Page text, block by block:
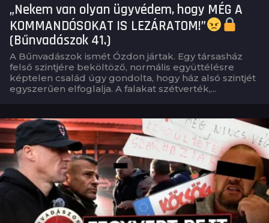
„Nekem van olyan ügyvédem, hogy MÉG A
KOMMANDÓSOKAT IS LEZÁRATOM!”
(Bűnvadászok 41.)
A Bűnvadászok ismét Ózdon jártak. Egy társasház
felső szintjére beköltöző, normális együttélésre
képtelen család úgy gondolta, hogy ház alsó szintjét
egyszerűen elfoglalja. A falakat szétverték,...